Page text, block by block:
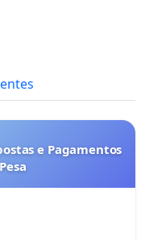
e Pagamentos